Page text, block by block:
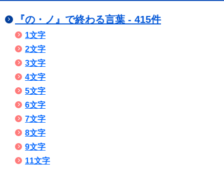
『の・ノ』で終わる言葉 - 415件
1文字
2文字
3文字
4文字
5文字
6文字
7文字
8文字
9文字
11文字